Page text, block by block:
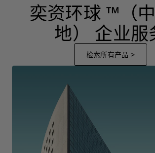
奕资环球 ™（
地） 企业服
检索所有产品 >